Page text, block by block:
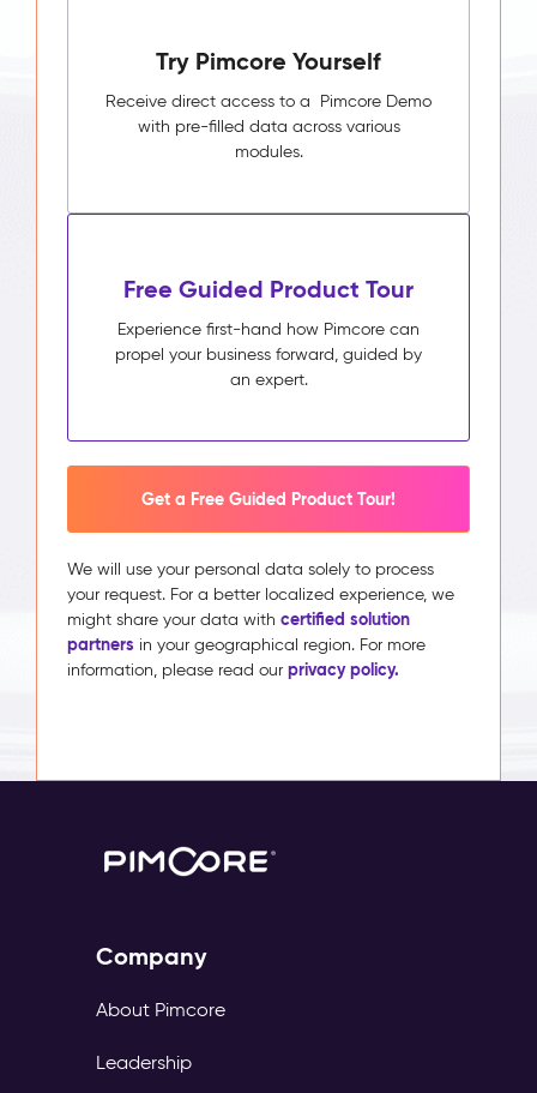
Try Pimcore Yourself
Receive direct access to a Pimcore Demo
with pre-filled data across various
modules.
Free Guided Product Tour
Experience first-hand how Pimcore can
propel your business forward, guided by
an expert.
Get a Free Guided Product Tour!
We will use your personal data solely to process
your request. For a better localized experience, we
might share your data with certified solution
partners in your geographical region. For more
information, please read our privacy policy.
Company
About Pimcore
Leadership